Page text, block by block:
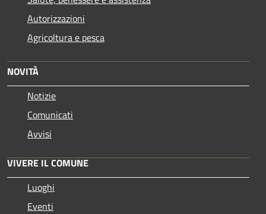
Autorizzazioni
Agricoltura e pesca
NOVITÀ
Notizie
Comunicati
Avvisi
VIVERE IL COMUNE
Luoghi
Eventi